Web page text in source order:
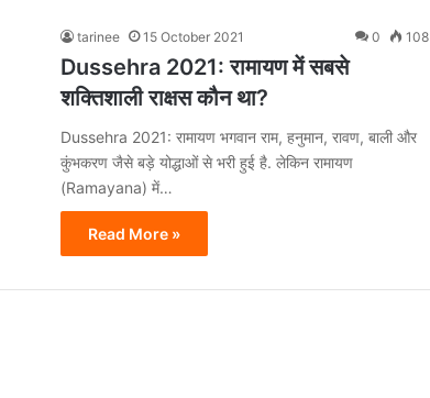
tarinee 15 October 2021 0 108
Dussehra 2021: रामायण में सबसे
शक्तिशाली राक्षस कौन था?
Dussehra 2021: रामायण भगवान राम, हनुमान, रावण, बाली और
कुंभकरण जैसे बड़े योद्धाओं से भरी हुई है. लेकिन रामायण
(Ramayana) में…
Read More »